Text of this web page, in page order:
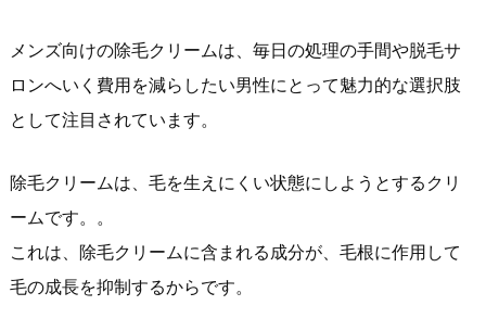
メンズ向けの除毛クリームは、毎日の処理の手間や脱毛サ
ロンへいく費用を減らしたい男性にとって魅力的な選択肢
として注目されています。
除毛クリームは、毛を生えにくい状態にしようとするクリ
ームです。。
これは、除毛クリームに含まれる成分が、毛根に作用して
毛の成長を抑制するからです。